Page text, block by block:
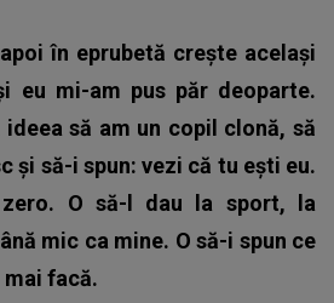
în eprubetă crește același
eu mi-am pus păr deoparte.
să am un copil clonă, să
și să-i spun: vezi că tu ești eu.
O să-l dau la sport, la
mic ca mine. O să-i spun ce
mai facă.